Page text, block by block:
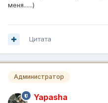
меня......)
Цитата
Администратор
Yapasha